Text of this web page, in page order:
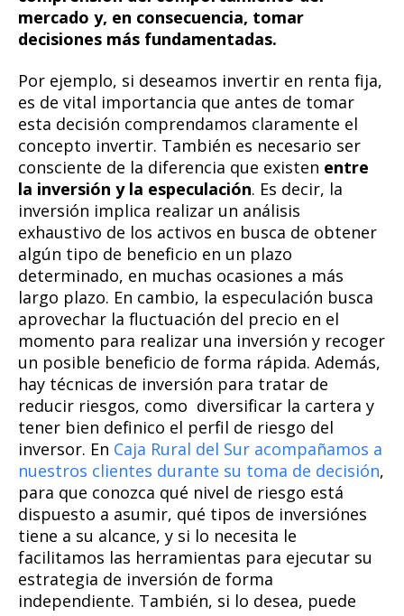
mercado y, en consecuencia, tomar
decisiones más fundamentadas.
Por ejemplo, si deseamos invertir en renta fija,
es de vital importancia que antes de tomar
esta decisión comprendamos claramente el
concepto invertir. También es necesario ser
consciente de la diferencia que existen entre
la inversión y la especulación. Es decir, la
inversión implica realizar un análisis
exhaustivo de los activos en busca de obtener
algún tipo de beneficio en un plazo
determinado, en muchas ocasiones a más
largo plazo. En cambio, la especulación busca
aprovechar la fluctuación del precio en el
momento para realizar una inversión y recoger
un posible beneficio de forma rápida. Además,
hay técnicas de inversión para tratar de
reducir riesgos, como diversificar la cartera y
tener bien definico el perfil de riesgo del
inversor. En Caja Rural del Sur acompañamos a
nuestros clientes durante su toma de decisión,
para que conozca qué nivel de riesgo está
dispuesto a asumir, qué tipos de inversiónes
tiene a su alcance, y si lo necesita le
facilitamos las herramientas para ejecutar su
estrategia de inversión de forma
independiente. También, si lo desea, puede